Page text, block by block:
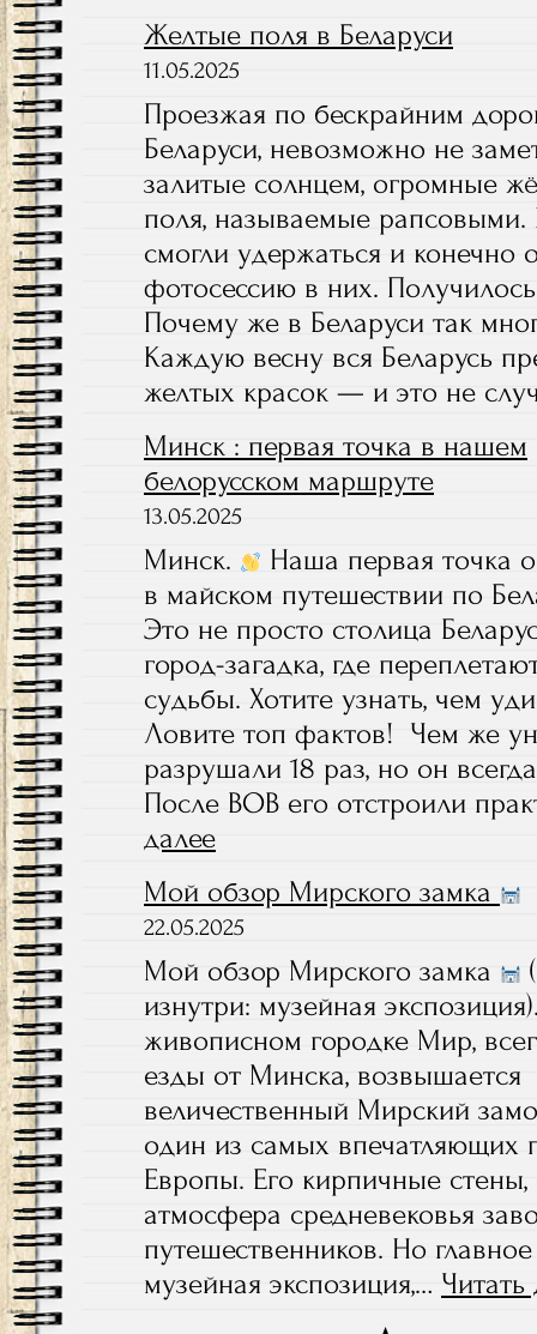
Желтые поля в Беларуси
11.05.2025
Проезжая по бескрайним
Беларуси, невозможно не
залитые солнцем, огромные
поля, называемые
смогли удержаться и конечно
фотосессию в них.
Почему же в Беларуси так
Каждую весну вся Беларусь
желтых красок — и это не
Минск : первая точка в нашем
белорусском маршруте
13.05.2025
Минск.
Наша первая точка
в майском путешествии по
Это не просто столица
город-загадка, где
судьбы. Хотите узнать, чем
Ловите топ фактов! Чем же
разрушали 18 раз, но он
После ВОВ его отстроили
далее:
:
первая
в
нашем
белорусском
маршруте
Мой обзор Мирского замка
22.05.2025
Мой обзор Мирского замка
изнутри: музейная
живописном городке Мир,
езды от Минска, возвышается
величественный Мирский
один из самых впечатляющих
Европы. Его кирпичные
атмосфера средневековья
путешественников. Но
музейная экспозиция,… Читать